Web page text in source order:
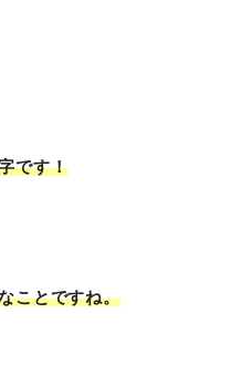
です！
ことですね。